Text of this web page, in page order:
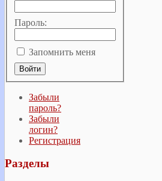
Пароль:
Запомнить меня
Забыли
пароль?
Забыли
логин?
Регистрация
Разделы